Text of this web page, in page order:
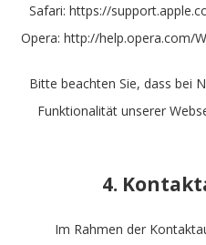
Safari: https://
Opera: http://help.opera.com/
Bitte beachten Sie, dass bei
Funktionalität unserer
4.
Im Rahmen der